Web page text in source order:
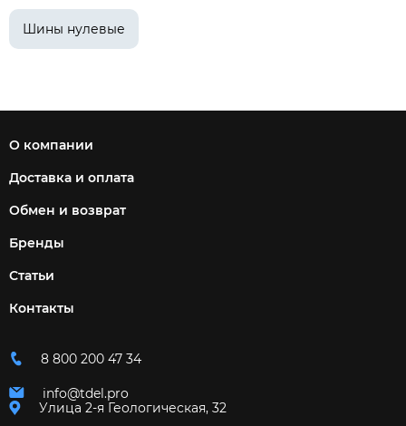
Шины нулевые
О компании
Доставка и оплата
Обмен и возврат
Бренды
Статьи
Контакты
8 800 200 47 34
info@tdel.pro
Улица 2-я Геологическая, 32